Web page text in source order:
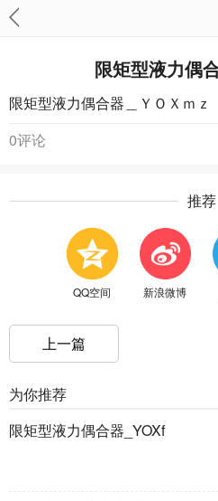
限矩型液力偶
限矩型液力偶合器＿ＹＯＸｍｚ
0评论
推荐
QQ空间 新浪微博
上一篇
为你推荐
限矩型液力偶合器_YOXf